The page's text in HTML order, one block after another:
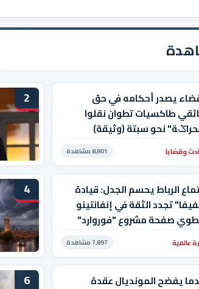
يصدر أحكامه في حق
طاكسيات تطوان نقلوا
نحو سبتة (وثيقة)
وقضايا 8,801 مشاهدة
2
الرباط يحسم الجدل: قيادة
تجدد الثقة في إنفانتينو
صفحة مشروع "فوروارد"
عالمية 7,897 مشاهدة
4
يفضح المونديال عقدة
6